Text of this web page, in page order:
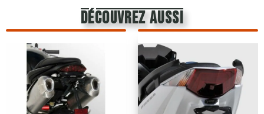
découvrez aussi